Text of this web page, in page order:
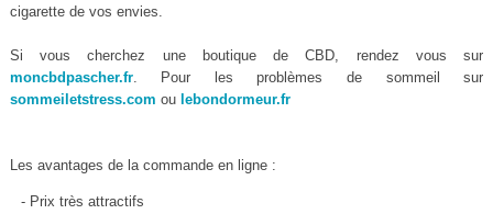
cigarette de vos envies.
Si vous cherchez une boutique de CBD, rendez vous sur
moncbdpascher.fr. Pour les problèmes de sommeil sur
sommeiletstress.com ou lebondormeur.fr
Les avantages de la commande en ligne :
- Prix très attractifs